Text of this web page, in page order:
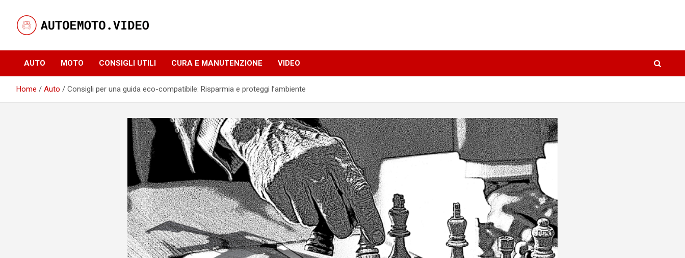
content
AutoeMoto.Video
AUTO MOTO CONSIGLI UTILI CURA E MANUTENZIONE VIDEO
Home Auto Consigli per una guida eco-compatibile: Risparmia e proteggi l’ambiente